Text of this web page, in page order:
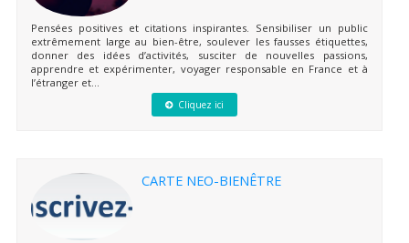
Pensées positives et citations inspirantes. Sensibiliser un public
extrêmement large au bien-être, soulever les fausses étiquettes,
donner des idées d’activités, susciter de nouvelles passions,
apprendre et expérimenter, voyager responsable en France et à
l’étranger et...
Cliquez ici
CARTE NEO-BIENÊTRE